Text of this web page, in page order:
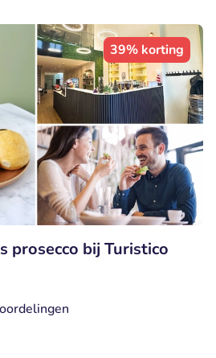
39% korting
prosecco bij Turistico